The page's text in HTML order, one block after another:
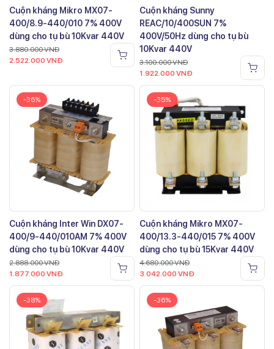
Cuộn kháng Mikro MX07-
400/8.9-440/010 7% 400V
dùng cho tụ bù 10Kvar 440V
3.880.000VNĐ
2.522.000 VNĐ
Cuộn kháng Sunny
REAC/10/400SUN 7%
400V/50Hz dùng cho tụ bù
10Kvar 440V
3.100.000VNĐ
1.922.000 VNĐ
-36%
Cuộn kháng Inter Win DX07-
400/9-440/010AM 7% 400V
dùng cho tụ bù 10Kvar 440V
2.888.000VNĐ
1.877.000 VNĐ
-35%
Cuộn kháng Mikro MX07-
400/13.3-440/015 7% 400V
dùng cho tụ bù 15Kvar 440V
4.680.000VNĐ
3.042.000 VNĐ
-38% -36%